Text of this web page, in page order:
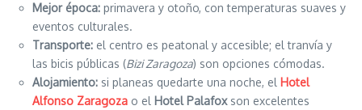
Mejor época: primavera y otoño, con temperaturas suaves y
eventos culturales.
Transporte: el centro es peatonal y accesible; el tranvía y
las bicis públicas (Bizi Zaragoza) son opciones cómodas.
Alojamiento: si planeas quedarte una noche, el Hotel
Alfonso Zaragoza o el Hotel Palafoxson excelentes